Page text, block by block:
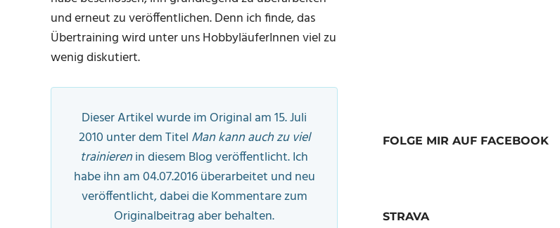
und erneut zu veröffentlichen. Denn ich finde, das
Übertraining wird unter uns HobbyläuferInnen viel zu
wenig diskutiert.
Dieser Artikel wurde im Original am 15. Juli
2010 unter dem Titel Man kann auch zu viel
trainierenin diesem Blog veröffentlicht. Ich
habe ihn am 04.07.2016 überarbeitet und neu
veröffentlicht, dabei die Kommentare zum
Originalbeitrag aber behalten.
FOLGE MIR AUF FACEBOOK
STRAVA